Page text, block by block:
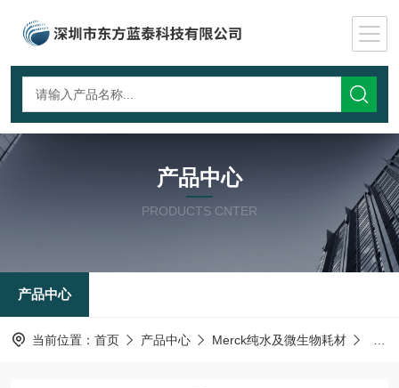
产品中心
PRODUCTS CNTER
产品中心
当前位置： 首页 产品中心 Merck纯水及微生物耗材